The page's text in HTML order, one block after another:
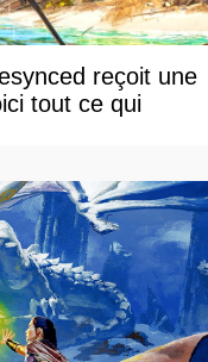
reçoit une
tout ce qui